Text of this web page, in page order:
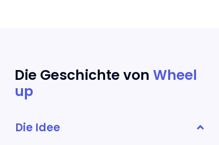
Die Geschichte von Wheel
up
Die Idee